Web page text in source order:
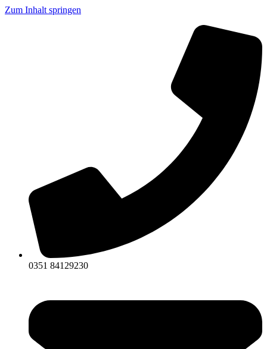
Zum Inhalt springen
0351 84129230